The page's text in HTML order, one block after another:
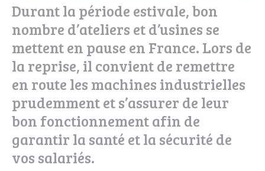
Durant la période estivale, bon
nombre d’ateliers et d’usines se
mettent en pause en France. Lors de
la reprise, il convient de remettre
en route les machines industrielles
prudemment et s’assurer de leur
bon fonctionnement afin de
garantir la santé et la sécurité de
vos salariés.